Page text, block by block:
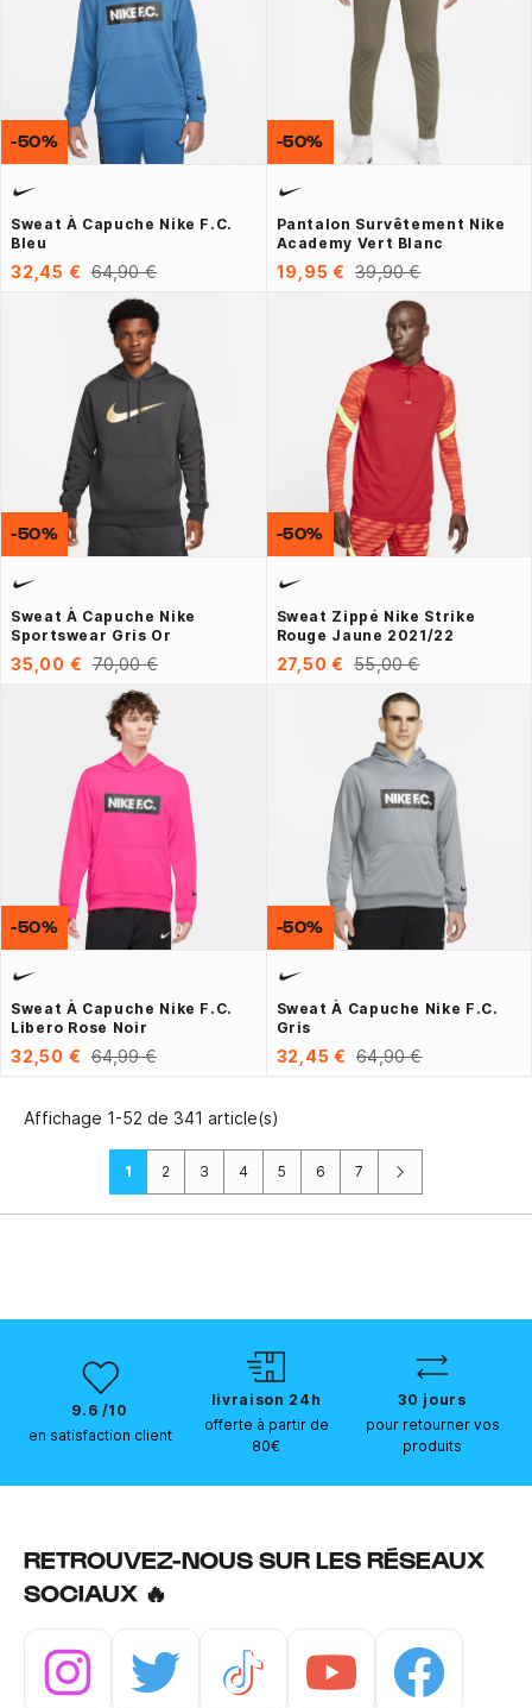
Sweat À Capuche Nike F.C.
Bleu
32,45 € 64,90 €
-50%
Pantalon Survêtement Nike
Academy Vert Blanc
19,95 € 39,90 €
-50%
Sweat À Capuche Nike
Sportswear Gris Or
35,00 € 70,00 €
-50%
Sweat Zippé Nike Strike
Rouge Jaune 2021/22
27,50 € 55,00 €
-50%
Sweat À Capuche Nike F.C.
Libero Rose Noir
32,50 € 64,99 €
-50%
Sweat À Capuche Nike F.C.
Gris
32,45 € 64,90 €
-50%
Affichage 1-52 de 341 article(s)
1 2 3 4 5 6 7 Suivant
9.6 /10
en satisfaction client
livraison 24h
offerte à partir de
80€
30 jours
pour retourner vos
produits
RETROUVEZ-NOUS SUR LES RÉSEAUX
SOCIAUX 🔥